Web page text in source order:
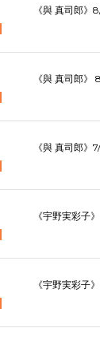
《與 真司郎
《與 真司郎
《與 真司郎》
《宇野実彩子
《宇野実彩子